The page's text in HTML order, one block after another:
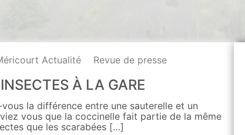
Actualité Revue de presse
À LA GARE
vous la différence entre une sauterelle et un
vous que la coccinelle fait partie de la même
que les scarabées […]